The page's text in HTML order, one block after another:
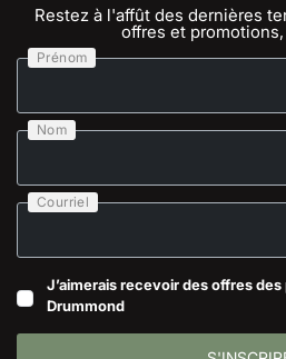
Restez à l'affût des dernières
offres et
Prénom
Nom
Courriel
J’aimerais recevoir des offres
Drummond